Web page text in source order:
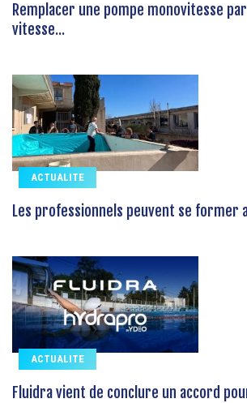
Remplacer une pompe monovitesse
vitesse...
ACTUALITE
Les professionnels peuvent se former
ACTUALITE
Fluidra vient de conclure un accord